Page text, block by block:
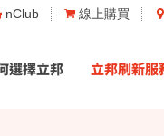
nClub 線上購買
選擇立邦 立邦刷新服